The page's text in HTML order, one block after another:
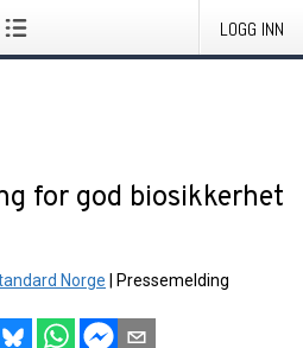
LOGG INN
for god biosikkerhet
Norge Pressemelding